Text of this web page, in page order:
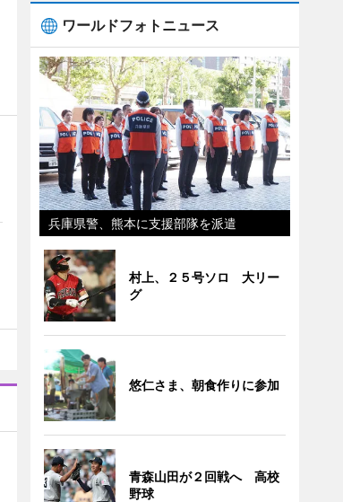
ワールドフォトニュース
兵庫県警、熊本に支援部隊を派遣
村上、２５号ソロ 大リー
グ
悠仁さま、朝食作りに参加
青森山田が２回戦へ 高校
野球